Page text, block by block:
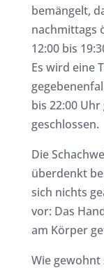
bemängelt,
nachmittags
12:00 bis
Es wird eine
bis 22:00
geschlossen.
Die
überdenkt
sich nichts
vor: Das
am Körper
Wie gewohnt